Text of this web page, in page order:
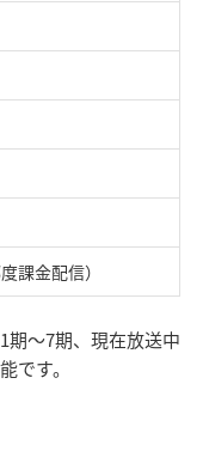
課金配信）
期～7期、現在放送中
です。